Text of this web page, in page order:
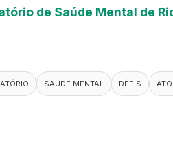
de Saúde Mental de
SAÚDE MENTAL DEFIS